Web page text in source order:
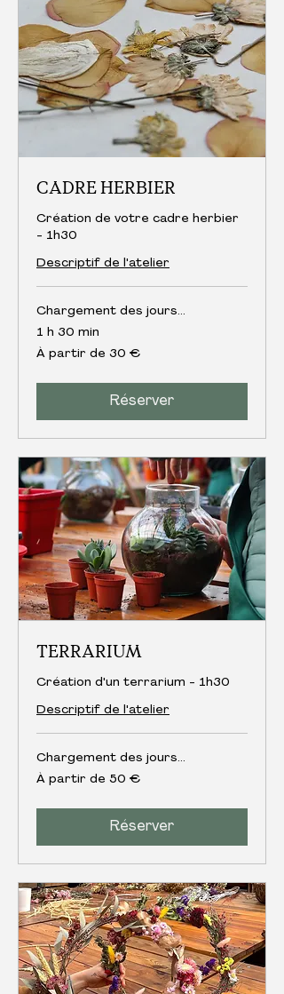
CADRE HERBIER
Création de votre cadre herbier
- 1h30
Descriptif de l'atelier
Chargement des jours...
1 h 30 min
À
partir
À partir de 30 €
Réserver
TERRARIUM
Création d'un terrarium - 1h30
Descriptif de l'atelier
Chargement des jours...
À
partir
À partir de 50 €
Réserver